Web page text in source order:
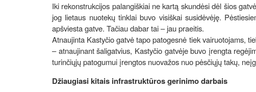
Iki rekonstrukcijos palangiškiai ne kartą skundėsi dėl šios
jog lietaus nuotekų tinklai buvo visiškai susidėvėję.
apšviesta gatve. Tačiau dabar tai – jau praeitis.
Atnaujinta Kastyčio gatvė tapo patogesnė tiek vairuotojams,
– atnaujinant šaligatvius, Kastyčio gatvėje buvo įrengta
turinčiųjų patogumui įrengtos nuovažos nuo pėsčiųjų takų,
Džiaugiasi kitais infrastruktūros gerinimo darbais